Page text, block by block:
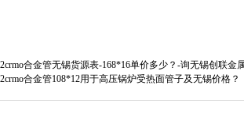
合金管无锡货源表-168*16单价多少？-询无锡创联金
合金管108*12用于高压锅炉受热面管子及无锡价格？